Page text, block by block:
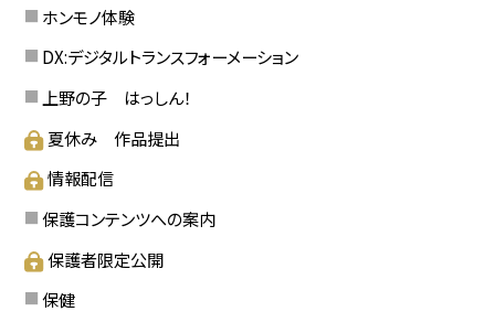
ホンモノ体験
DX:デジタルトランスフォーメーション
上野の子 はっしん！
夏休み 作品提出
情報配信
保護コンテンツへの案内
保護者限定公開
保健